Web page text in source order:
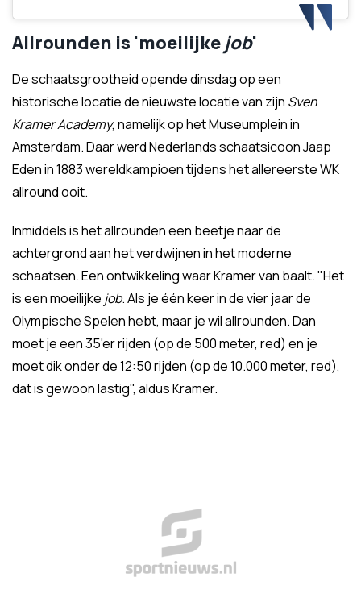
Allrounden is 'moeilijke job'
De schaatsgrootheid opende dinsdag op een
historische locatie de nieuwste locatie van zijn Sven
Kramer Academy, namelijk op het Museumplein in
Amsterdam. Daar werd Nederlands schaatsicoon Jaap
Eden in 1883 wereldkampioen tijdens het allereerste WK
allround ooit.
Inmiddels is het allrounden een beetje naar de
achtergrond aan het verdwijnen in het moderne
schaatsen. Een ontwikkeling waar Kramer van baalt. "Het
is een moeilijke job. Als je één keer in de vier jaar de
Olympische Spelen hebt, maar je wil allrounden. Dan
moet je een 35'er rijden (op de 500 meter, red) en je
moet dik onder de 12:50 rijden (op de 10.000 meter, red),
dat is gewoon lastig", aldus Kramer.